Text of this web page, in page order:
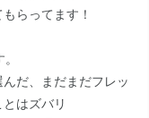
らってます！
だ、まだまだフレッ
はズバリ